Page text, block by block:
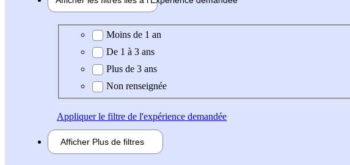
Expérience demandée
Moins de 1 an
De 1 à 3 ans
Plus de 3 ans
Non renseignée
Appliquerle filtre de l'expérience demandée
Afficher Plus de filtres